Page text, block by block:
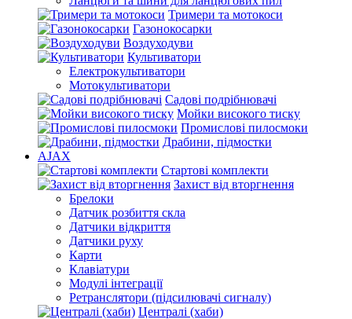
Тримери та мотокоси
Газонокосарки
Воздуходуви
Культиватори
Електрокультиватори
Мотокультиватори
Садові подрібнювачі
Мойки високого тиску
Промислові пилосмоки
Драбини, підмостки
AJAX
Стартові комплекти
Захист від вторгнення
Брелоки
Датчик розбиття скла
Датчики відкриття
Датчики руху
Карти
Клавіатури
Модулі інтеграції
Ретранслятори (підсилювачі сигналу)
Централі (хаби)